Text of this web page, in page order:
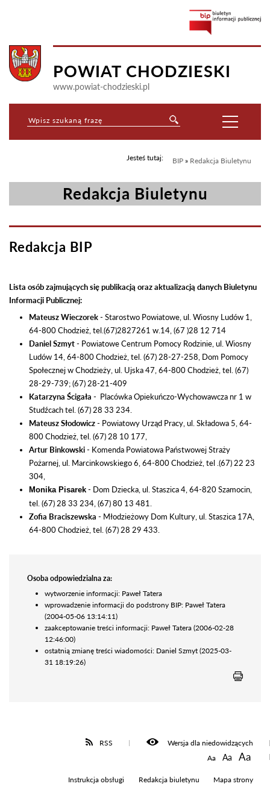
Wersja dla niedowidzących
RSS
Aa Aa Aa
Instrukcja obsługi Redakcja biuletynu Mapa strony
POWIAT CHODZIESKI
www.powiat-chodzieski.pl
Jesteś tutaj: BIP » Redakcja Biuletynu
Redakcja Biuletynu
Redakcja BIP
Lista osób zajmujących się publikacją oraz aktualizacją danych Biuletynu
Informacji Publicznej:
Mateusz Wieczorek- Starostwo Powiatowe, ul. Wiosny Ludów 1,
64-800 Chodzież, tel.(67)2827261 w.14, (67 )28 12 714
Daniel Szmyt- Powiatowe Centrum Pomocy Rodzinie, ul. Wiosny
Ludów 14, 64-800 Chodzież, tel. (67) 28-27-258, Dom Pomocy
Społecznej w Chodzieży, ul. Ujska 47, 64-800 Chodzież, tel. (67)
28-29-739; (67) 28-21-409
Katarzyna Ścigała - Placówka Opiekuńczo-Wychowawcza nr 1 w
Studźcach tel. (67) 28 33 234.
Mateusz Słodowicz- Powiatowy Urząd Pracy, ul. Składowa 5, 64-
800 Chodzież, tel. (67) 28 10 177,
Artur Binkowski- Komenda Powiatowa Państwowej Straży
Pożarnej, ul. Marcinkowskiego 6, 64-800 Chodzież, tel .(67) 22 23
304,
Monika Pisarek- Dom Dziecka, ul. Staszica 4, 64-820 Szamocin,
tel. (67) 28 33 234, (67) 80 13 481.
Zofia Braciszewska - Młodzieżowy Dom Kultury, ul. Staszica 17A,
64-800 Chodzież, tel. (67) 28 29 433.
Osoba odpowiedzialna za:
wytworzenie informacji: Paweł Tatera
wprowadzenie informacji do podstrony BIP: Paweł Tatera
(2004-05-06 13:14:11)
zaakceptowanie treści informacji: Paweł Tatera (2006-02-28
12:46:00)
ostatnią zmianę treści wiadomości: Daniel Szmyt (2025-03-
31 18:19:26)